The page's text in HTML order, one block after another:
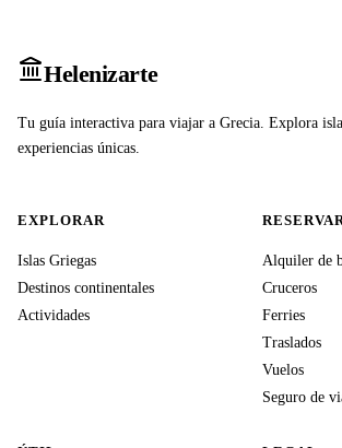
Helenizarte
Tu guía interactiva para viajar a Grecia. Explora
experiencias únicas.
EXPLORAR
Islas Griegas
Destinos continentales
Actividades
Alquiler de
Cruceros
Ferries
Traslados
Vuelos
Seguro de